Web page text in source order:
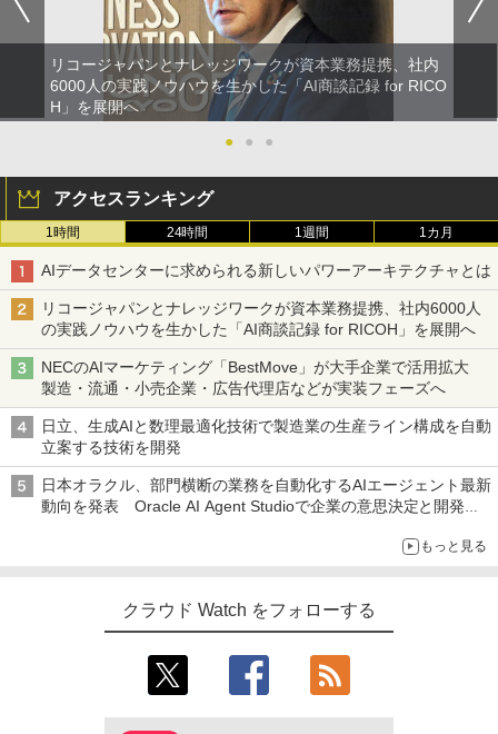
リコージャパンとナレッジワークが資本業務提携、社内
6000人の実践ノウハウを生かした「AI商談記録 for RICO
H」を展開へ
●
● ●
アクセスランキング
1時間 24時間 1週間 1カ月
AIデータセンターに求められる新しいパワーアーキテクチャとは
リコージャパンとナレッジワークが資本業務提携、社内6000人
の実践ノウハウを生かした「AI商談記録 for RICOH」を展開へ
NECのAIマーケティング「BestMove」が大手企業で活用拡大
製造・流通・小売企業・広告代理店などが実装フェーズへ
日立、生成AIと数理最適化技術で製造業の生産ライン構成を自動
立案する技術を開発
日本オラクル、部門横断の業務を自動化するAIエージェント最新
動向を発表 Oracle AI Agent Studioで企業の意思決定と開発を
もっと見る
クラウド Watch をフォローする